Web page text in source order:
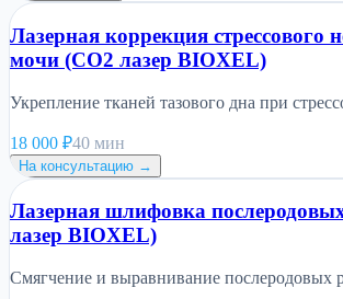
Лазерная коррекция стрессового
мочи (CO2 лазер BIOXEL)
Укрепление тканей тазового дна при
18 000 ₽40 мин
На консультацию →
Лазерная шлифовка
лазер BIOXEL)
Смягчение и выравнивание послеродовых